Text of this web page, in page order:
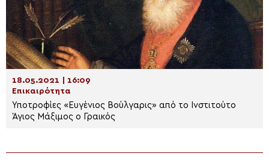
18.05.2021 | 16:09
Επικαιρότητα
Υποτροφίες «Ευγένιος Βούλγαρις» από το Ινστιτούτο
Άγιος Μάξιμος ο Γραικός